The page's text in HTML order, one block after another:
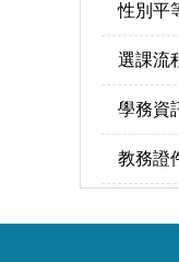
性別平
選課流
學務資
教務證